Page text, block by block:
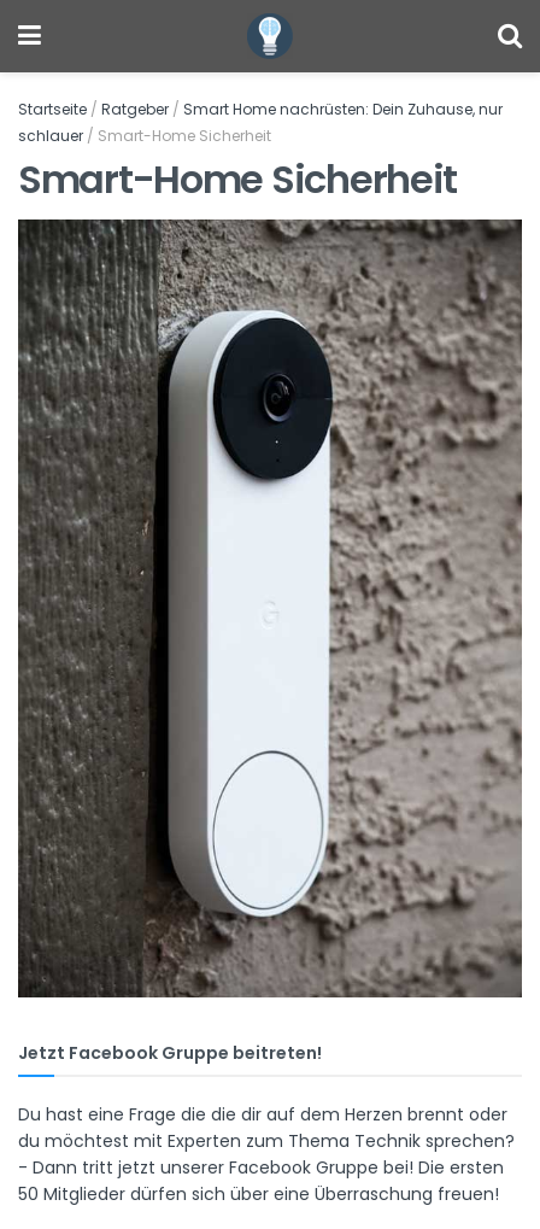
Startseite / Ratgeber / Smart Home nachrüsten: Dein Zuhause, nur
schlauer / Smart-Home Sicherheit
Smart-Home Sicherheit
Jetzt Facebook Gruppe beitreten!
Du hast eine Frage die die dir auf dem Herzen brennt oder
du möchtest mit Experten zum Thema Technik sprechen?
- Dann tritt jetzt unserer Facebook Gruppe bei! Die ersten
50 Mitglieder dürfen sich über eine Überraschung freuen!